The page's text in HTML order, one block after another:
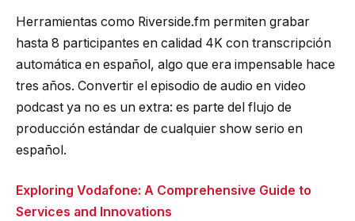
Herramientas como Riverside.fm permiten grabar
hasta 8 participantes en calidad 4K con transcripción
automática en español, algo que era impensable hace
tres años. Convertir el episodio de audio en video
podcast ya no es un extra: es parte del flujo de
producción estándar de cualquier show serio en
español.
Exploring Vodafone: A Comprehensive Guide to
Services and Innovations